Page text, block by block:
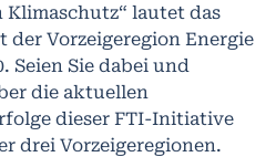
lautet das
der Vorzeigeregion Energie
Seien Sie dabei und
die aktuellen
dieser FTI-Initiative
drei Vorzeigeregionen.